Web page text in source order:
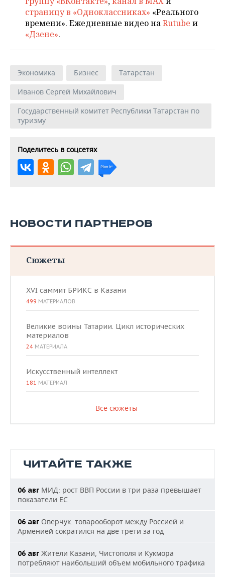
страницу в «Одноклассниках» «Реального
времени». Ежедневные видео наRutube и
«Дзене».
Экономика Бизнес
Татарстан
Иванов Сергей Михайлович
Государственный комитет Республики Татарстан по
туризму
Поделитесь в соцсетях
НОВОСТИ ПАРТНЕРОВ
Сюжеты
XVI саммит БРИКС в Казани
499 МАТЕРИАЛОВ
Великие воины Татарии. Цикл исторических
материалов
24 МАТЕРИАЛА
Искусственный интеллект
181 МАТЕРИАЛ
Все сюжеты
ЧИТАЙТЕ ТАКЖЕ
06 авг МИД: рост ВВП России в три раза превышает
показатели ЕС
06 авг Оверчук: товарооборот между Россией и
Арменией сократился на две трети за год
06 авг Жители Казани, Чистополя и Кукмора
потребляют наибольший объем мобильного трафика